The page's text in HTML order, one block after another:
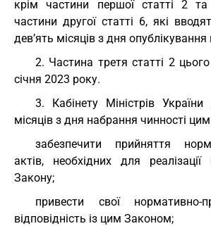
крім частини першої статті 2
частини другої статті 6, які
дев’ять місяців з дня
2. Частина третя статті 2
січня 2023 року.
3. Кабінету Міністрів
місяців з дня набрання чинності
забезпечити прийняття
актів, необхідних для
Закону;
привести свої
відповідність із цим Законом;